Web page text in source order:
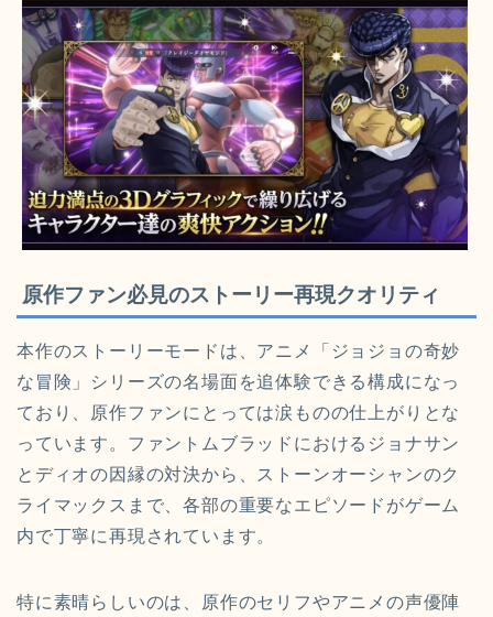
原作ファン必見のストーリー再現クオリティ
本作のストーリーモードは、アニメ「ジョジョの奇妙
な冒険」シリーズの名場面を追体験できる構成になっ
ており、原作ファンにとっては涙ものの仕上がりとな
っています。ファントムブラッドにおけるジョナサン
とディオの因縁の対決から、ストーンオーシャンのク
ライマックスまで、各部の重要なエピソードがゲーム
内で丁寧に再現されています。
特に素晴らしいのは、原作のセリフやアニメの声優陣